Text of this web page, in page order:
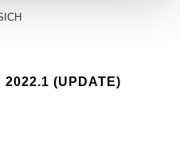
2022.1 (UPDATE)